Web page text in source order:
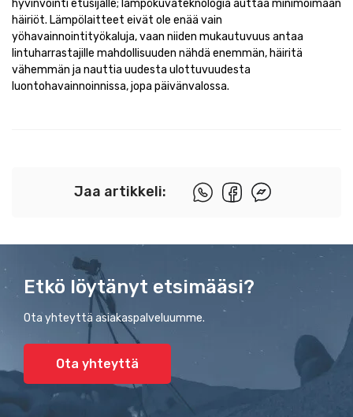
hyvinvointi etusijalle; lämpökuvateknologia auttaa minimoimaan
häiriöt. Lämpölaitteet eivät ole enää vain
yöhavainnointityökaluja, vaan niiden mukautuvuus antaa
lintuharrastajille mahdollisuuden nähdä enemmän, häiritä
vähemmän ja nauttia uudesta ulottuvuudesta
luontohavainnoinnissa, jopa päivänvalossa.
Jaa artikkeli:
Etkö löytänyt etsimääsi?
Ota yhteyttä asiakaspalveluumme.
Ota yhteyttä